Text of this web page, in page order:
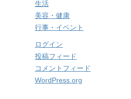
生活
美容・健康
行事・イベント
ログイン
投稿フィード
コメントフィード
WordPress.org